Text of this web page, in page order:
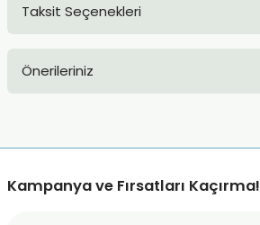
Taksit Seçenekleri
Önerileriniz
kullanarak tarafımıza iletebilirsiniz.
Kampanya ve Fırsatları Kaçırma!